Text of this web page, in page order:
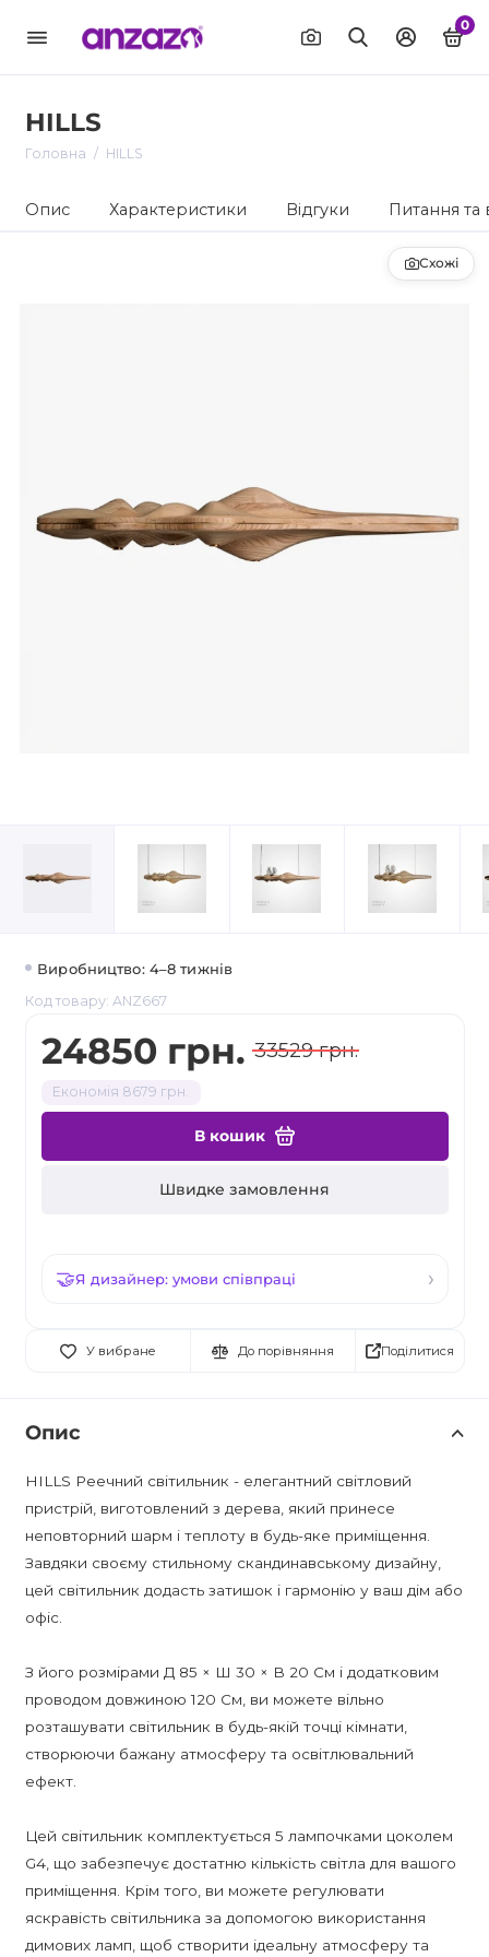
0
HILLS
Головна HILLS
Опис Характеристики Відгуки Питання та
Схожі
Виробництво: 4–8 тижнів
Код товару: ANZ667
24850 грн. 33529 грн.
Економія 8679 грн.
В кошик
Швидке замовлення
Я дизайнер: умови співпраці
У вибране До порівняння Поділитися
Опис
HILLS Реечний світильник - елегантний світловий
пристрій, виготовлений з дерева, який принесе
неповторний шарм і теплоту в будь-яке приміщення.
Завдяки своєму стильному скандинавському дизайну,
цей світильник додасть затишок і гармонію у ваш дім або
офіс.
З його розмірами Д 85 × Ш 30 × В 20 См і додатковим
проводом довжиною 120 См, ви можете вільно
розташувати світильник в будь-якій точці кімнати,
створюючи бажану атмосферу та освітлювальний
ефект.
Цей світильник комплектується 5 лампочками цоколем
G4, що забезпечує достатню кількість світла для вашого
приміщення. Крім того, ви можете регулювати
яскравість світильника за допомогою використання
димових ламп, щоб створити ідеальну атмосферу та